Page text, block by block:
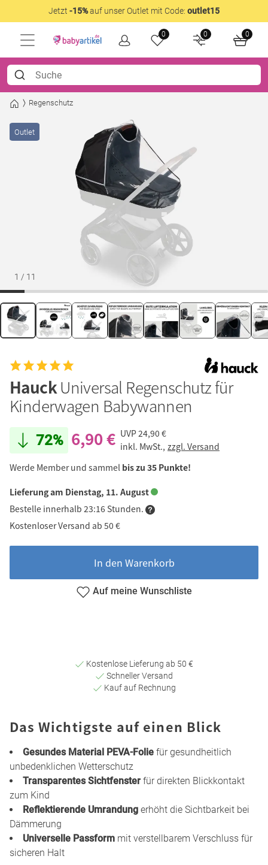
Jetzt -15%auf unser Outlet mit Code: outlet15
0 0 0
Regenschutz
1 / 11
Outlet
HauckUniversal Regenschutz für
Kinderwagen Babywannen
72% 6,90 € UVP24,90 €
inkl. MwSt., zzgl. Versand
Werde Member und sammel bis zu 35 Punkte!
Lieferung am Dienstag, 11. August
Bestelle innerhalb 23:16 Stunden.
Kostenloser Versand ab 50 €
In den Warenkorb
Auf meine Wunschliste
Kostenlose Lieferung ab 50 €
Schneller Versand
Kauf auf Rechnung
Das Wichtigste auf einen Blick
Gesundes Material PEVA-Folie für gesundheitlich
unbedenklichen Wetterschutz
Transparentes Sichtfenster für direkten Blickkontakt
zum Kind
Reflektierende Umrandung erhöht die Sichtbarkeit bei
Dämmerung
Universelle Passform mit verstellbarem Verschluss für
sicheren Halt